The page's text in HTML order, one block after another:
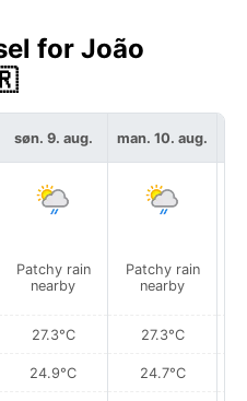
for João
søn. 9. aug.
Patchy rain
nearby
27.3°C
24.9°C
man. 10. aug.
Patchy rain
nearby
27.3°C
24.7°C